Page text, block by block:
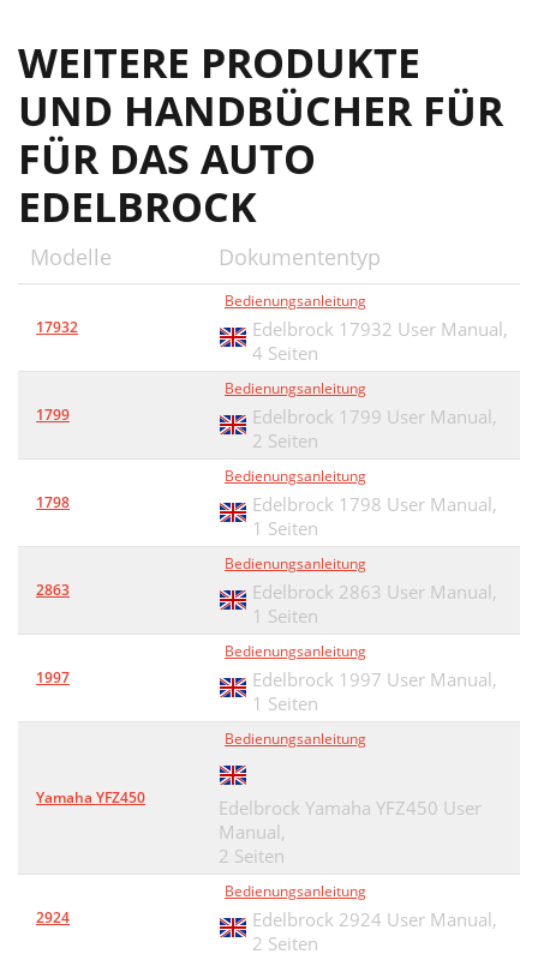
WEITERE PRODUKTE
UND HANDBÜCHER FÜR
FÜR DAS AUTO
EDELBROCK
Modelle Dokumententyp
17932
Bedienungsanleitung
Edelbrock 17932 User Manual,
4 Seiten
1799
Bedienungsanleitung
Edelbrock 1799 User Manual,
2 Seiten
1798
Bedienungsanleitung
Edelbrock 1798 User Manual,
1 Seiten
2863
Bedienungsanleitung
Edelbrock 2863 User Manual,
1 Seiten
1997
Bedienungsanleitung
Edelbrock 1997 User Manual,
1 Seiten
Yamaha YFZ450
Bedienungsanleitung
Edelbrock Yamaha YFZ450 User
Manual,
2 Seiten
2924
Bedienungsanleitung
Edelbrock 2924 User Manual,
2 Seiten